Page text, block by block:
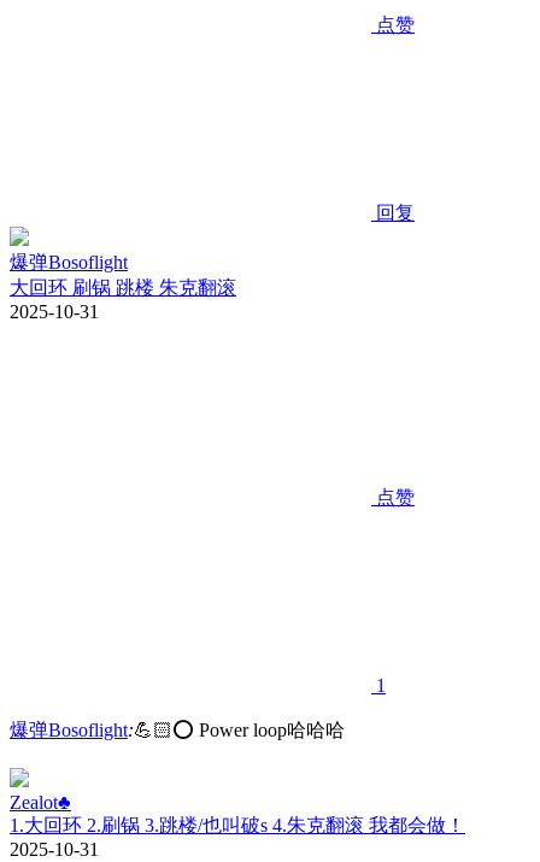
点赞
回复
爆弹Bosoflight
大回环 刷锅 跳楼 朱克翻滚
2025-10-31
点赞
1
爆弹Bosoflight:💪🏻⭕ Power loop哈哈哈
Zealot♣️
1.大回环 2.刷锅 3.跳楼/也叫破s 4.朱克翻滚 我都会做！
2025-10-31